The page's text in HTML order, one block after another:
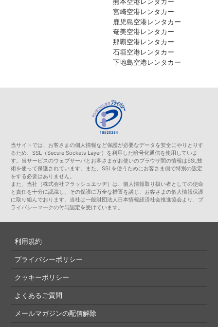
宮崎空港レンタカー
鹿児島空港レンタカー
奄美空港レンタカー
那覇空港レンタカー
石垣空港レンタカー
下地島空港レンタカー
当サイトでは、お客さまの個人情報など保護が必要なデータを安全にやりとりす
るため、SSL（Secure Sockets Layer）を利用した暗号化通信を使用していま
す。当サービスのウェブサーバとお客さまがお使いのブラウザ間の情報はSSL技
術を使って保護されています。また、SSLを使うためにお客さま側で特別の設定
をする必要はありません。
また、当社（株式会社フラッシュエッヂ）は、個人情報取り扱い者としての使命
と責任を十分に認識し、その保護に万全な措置を講じ、お客さまの個人情報保護
に取り組んでおります。当社は一般財団法人日本情報経済社会推進協会より、プ
ライバシーマークの付与認定を受けています。
利用規約
プライバシーポリシー
クッキーポリシー
よくあるご質問
メールマガジンの配信解除